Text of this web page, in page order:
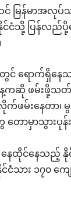
ြန်မာအလုပ်သ
နိုင်ငံသို့ ပြန်လ
တွင် ရောက်ရှိန
ကဆို ဖမ်းဖို့သ
မ်းနေတာ၊
ောမှာသွားပု
ထိုင်နေသည့် နို
ငံသား ၁၇၀ က